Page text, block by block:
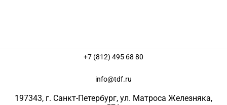
+7 (812) 495 68 80
info@tdf.ru
197343, г. Санкт-Петербург, ул. Матроса Железняка,